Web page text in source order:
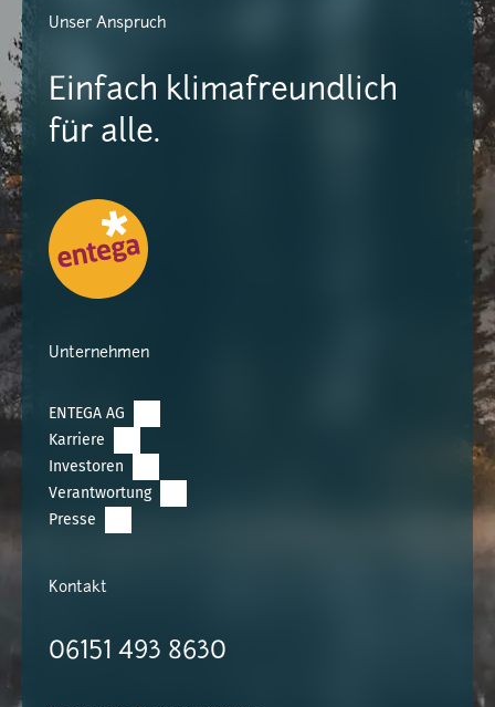
Unser Anspruch
Einfach klimafreundlich
für alle.
Unternehmen
ENTEGA AG
Karriere
Investoren
Verantwortung
Presse
Kontakt
06151 493 8630